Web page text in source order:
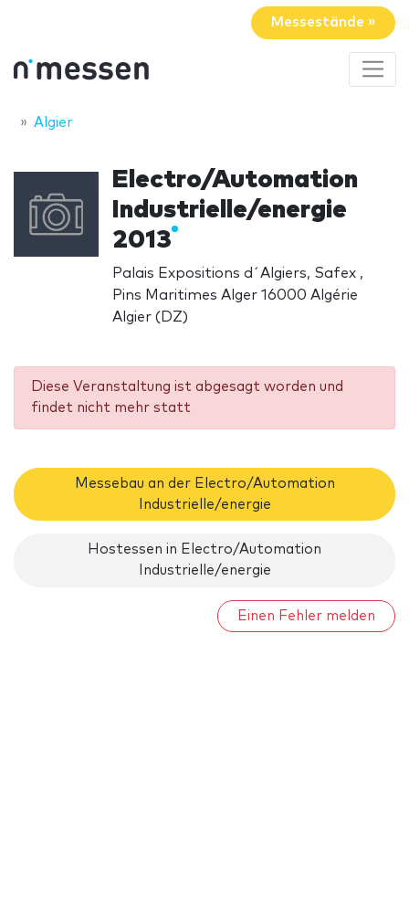
Messestände »
Algier
Electro/Automation
Industrielle/energie
2013
Palais Expositions d´Algiers, Safex ,
Pins Maritimes Alger 16000 Algérie
Algier (DZ)
Diese Veranstaltung ist abgesagt worden und
findet nicht mehr statt
Messebau an der Electro/Automation
Industrielle/energie
Hostessen in Electro/Automation
Industrielle/energie
Einen Fehler melden